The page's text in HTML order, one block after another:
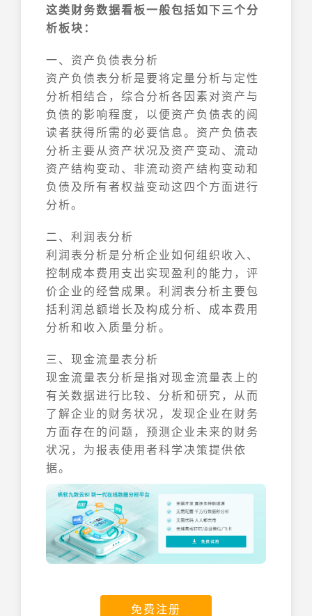
这类财务数据看板一般包括如下三个分
析板块：
一、资产负债表分析
资产负债表分析是要将定量分析与定性
分析相结合，综合分析各因素对资产与
负债的影响程度，以便资产负债表的阅
读者获得所需的必要信息。资产负债表
分析主要从资产状况及资产变动、流动
资产结构变动、非流动资产结构变动和
负债及所有者权益变动这四个方面进行
分析。
二、利润表分析
利润表分析是分析企业如何组织收入、
控制成本费用支出实现盈利的能力，评
价企业的经营成果。利润表分析主要包
括利润总额增长及构成分析、成本费用
分析和收入质量分析。
三、现金流量表分析
现金流量表分析是指对现金流量表上的
有关数据进行比较、分析和研究，从而
了解企业的财务状况，发现企业在财务
方面存在的问题，预测企业未来的财务
状况，为报表使用者科学决策提供依
据。
免费注册